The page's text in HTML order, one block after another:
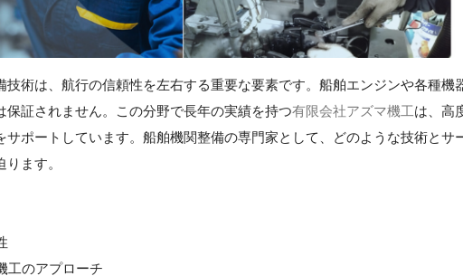
術は、航行の信頼性を左右する重要な要素です。船舶エンジンや各種機
証されません。この分野で長年の実績を持つ有限会社アズマ機工は、高
ポートしています。船舶機関整備の専門家として、どのような技術とサ
ます。
工のアプローチ